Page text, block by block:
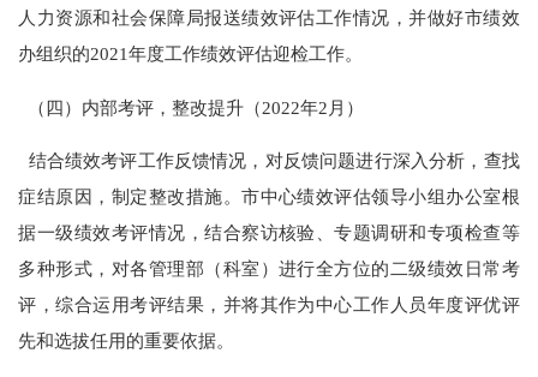
人力资源和社会保障局报送绩效评估工作情况，并做好市绩效
办组织的2021年度工作绩效评估迎检工作。
（四）内部考评，整改提升（2022年2 月）
结合绩效考评工作反馈情况，对反馈问题进行深入分析，查找
症结原因，制定整改措施。市中心绩效评估领导小组办公室根
据一级绩效考评情况，结合察访核验、专题调研和专项检查等
多种形式，对各管理部（科室）进行全方位的二级绩效日常考
评，综合运用考评结果，并将其作为中心工作人员年度评优评
先和选拔任用的重要依据。